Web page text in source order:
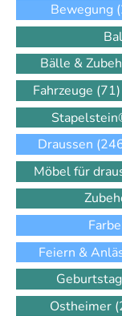
Bewegung
Bälle &
Fahrzeuge (71)
Draussen
Möbel für
Feiern &
Geburtstag
Ostheimer